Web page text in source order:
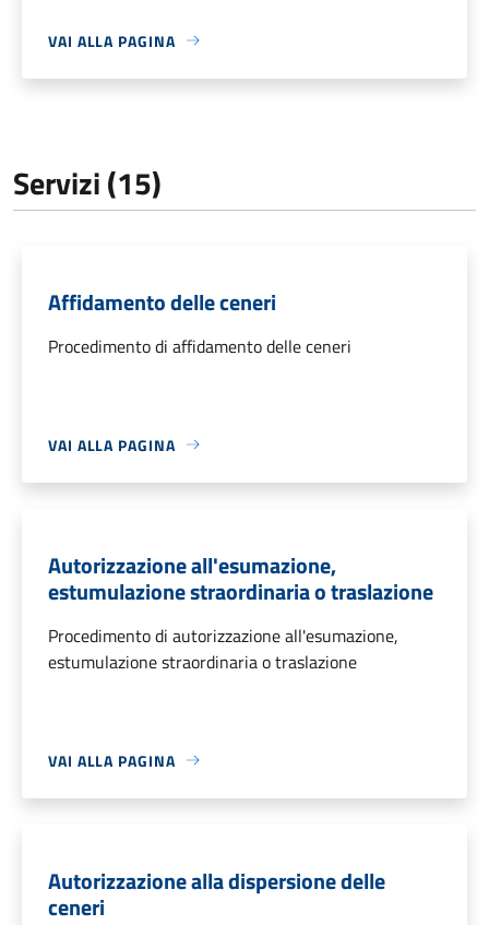
VAI ALLA PAGINA
Servizi (15)
Affidamento delle ceneri
Procedimento di affidamento delle ceneri
VAI ALLA PAGINA
Autorizzazione all'esumazione,
estumulazione straordinaria o traslazione
Procedimento di autorizzazione all'esumazione,
estumulazione straordinaria o traslazione
VAI ALLA PAGINA
Autorizzazione alla dispersione delle
ceneri